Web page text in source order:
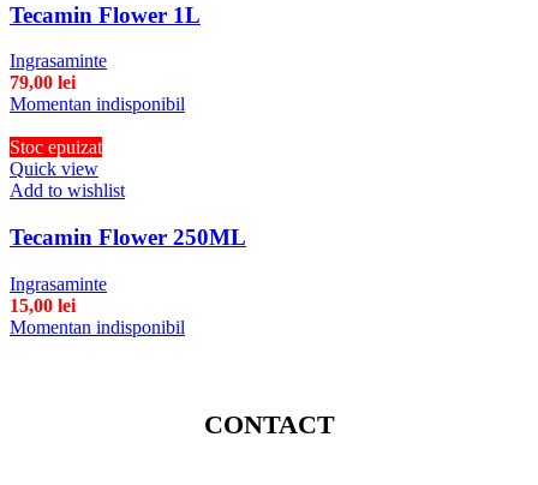
Tecamin Flower 1L
Ingrasaminte
79,00 lei
Momentan indisponibil
Stoc epuizat
Quick view
Add to wishlist
Tecamin Flower 250ML
Ingrasaminte
15,00 lei
Momentan indisponibil
CONTACT